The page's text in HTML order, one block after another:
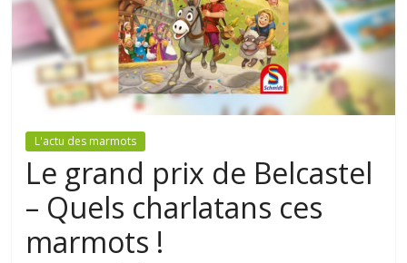
L'actu des marmots
Le grand prix de Belcastel
– Quels charlatans ces
marmots !